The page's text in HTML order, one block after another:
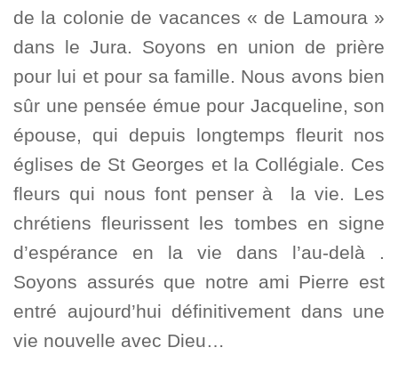
de la colonie de vacances « de Lamoura »
dans le Jura. Soyons en union de prière
pour lui et pour sa famille. Nous avons bien
sûr une pensée émue pour Jacqueline, son
épouse, qui depuis longtemps fleurit nos
églises de St Georges et la Collégiale. Ces
fleurs qui nous font penser à la vie. Les
chrétiens fleurissent les tombes en signe
d’espérance en la vie dans l’au-delà .
Soyons assurés que notre ami Pierre est
entré aujourd’hui définitivement dans une
vie nouvelle avec Dieu…